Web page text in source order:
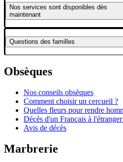
Nos services sont disponibles dès
maintenant
Questions des familles
Obsèques
Nos conseils obsèques
Comment choisir un cercueil ?
Quelles fleurs pour rendre
Décès d'un Français à
Avis de décès
Marbrerie